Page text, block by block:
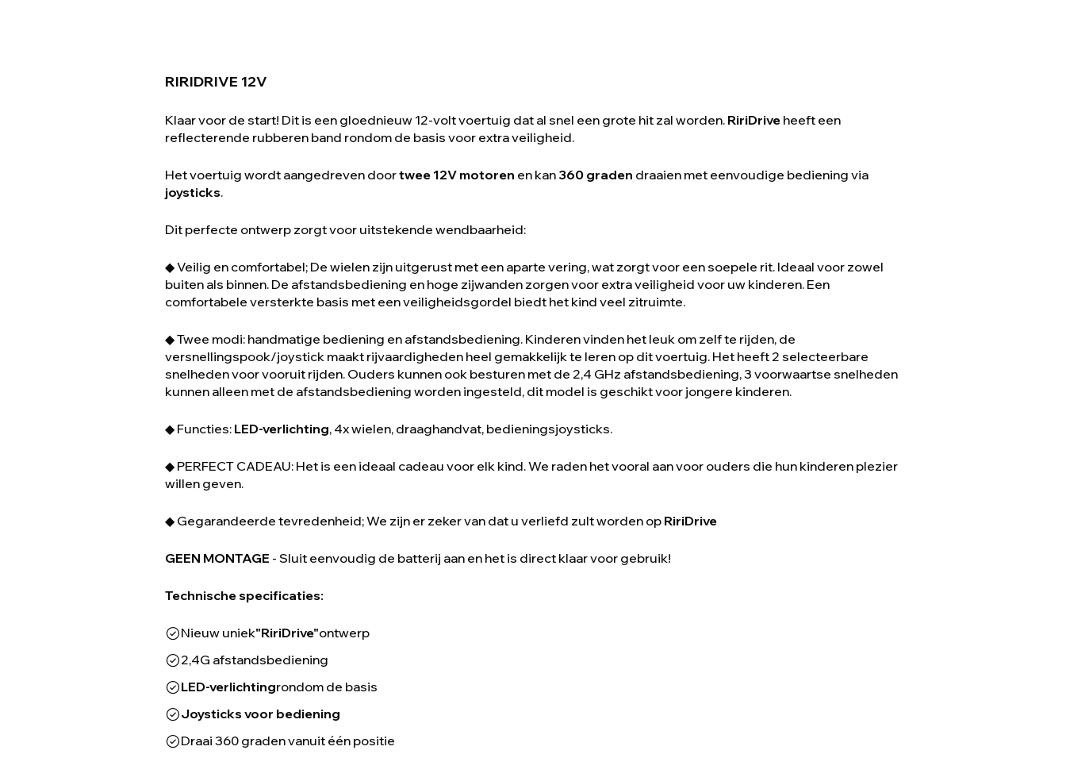
RIRIDRIVE 12V
Klaar voor de start! Dit is een gloednieuw 12-volt voertuig dat al snel een grote hit zal worden. RiriDrive heeft een
reflecterende rubberen band rondom de basis voor extra veiligheid.
Het voertuig wordt aangedreven doortwee 12V motoren en kan 360 graden draaien met eenvoudige bediening via
joysticks.
Dit perfecte ontwerp zorgt voor uitstekende wendbaarheid:
◆ Veilig en comfortabel; De wielen zijn uitgerust met een aparte vering, wat zorgt voor een soepele rit. Ideaal voor zowel
buiten als binnen. De afstandsbediening en hoge zijwanden zorgen voor extra veiligheid voor uw kinderen. Een
comfortabele versterkte basis met een veiligheidsgordel biedt het kind veel zitruimte.
◆ Twee modi: handmatige bediening en afstandsbediening. Kinderen vinden het leuk om zelf te rijden, de
versnellingspook/joystick maakt rijvaardigheden heel gemakkelijk te leren op dit voertuig. Het heeft 2 selecteerbare
snelheden voor vooruit rijden. Ouders kunnen ook besturen met de 2,4 GHz afstandsbediening, 3 voorwaartse snelheden
kunnen alleen met de afstandsbediening worden ingesteld, dit model is geschikt voor jongere kinderen.
◆ Functies: LED-verlichting, 4x wielen, draaghandvat, bedieningsjoysticks.
◆ PERFECT CADEAU: Het is een ideaal cadeau voor elk kind. We raden het vooral aan voor ouders die hun kinderen plezier
willen geven.
◆ Gegarandeerde tevredenheid; We zijn er zeker van dat u verliefd zult worden op RiriDrive
GEEN MONTAGE - Sluit eenvoudig de batterij aan en het is direct klaar voor gebruik!
Technische specificaties:
Nieuw uniek"RiriDrive"ontwerp
2,4G afstandsbediening
LED-verlichtingrondom de basis
Joysticks voor bediening
Draai 360 graden vanuit één positie